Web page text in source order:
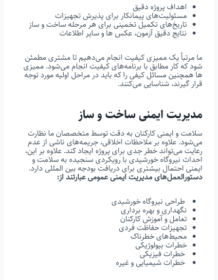
اهداف پروژه دقیق
مسئولیت‌های پیمانکار برای پذیرش تجهیزات
تاریخ‌های تکمیل تخمینی برای هر مرحله ساخت و ساز
نتایج دقیق آزمون، عکس ها و سایر اطلاعات
ما مرتباً یک ممیزی کیفیت انجام می‌دهیم تا مشتری مطمئن
شود که کار مطابق با برنامه‌های کیفیت انجام می‌شود. ممیزی
ها همچنین مسائل کیفی را که باید در مراحل اولیه مورد توجه
قرار گیرند، شناسایی می‌کنند.
مدیریت ایمنی ساخت و ساز
سلامت و ایمنی کارکنان به دقت توسط متخصصان ما نظارت
می‌شود. علاوه بر ملاحظات اخلاقی، جریمه‌های ناشی از عدم
رعایت می‌تواند خطر جدی برای پروژه ایجاد کند. علاوه بر این،
احداث نیروگاه خورشیدی با رویکردی سنجیده به سلامت و
ایمنی احتمال بیشتری برای دریافت بودجه بین المللی دارد.
دستورالعمل‌های مدیریت ایمنی عمومی عبارتند از:
طراحی نیروگاه خورشیدی
نگهداری و بهره برداری
تعامل و آموزش کارکنان
تجهیزات حفاظت فردی
محیط‌های خطرناک
خطرات بیولوژیکی
خطرات فیزیکی
خطرات شیمیایی و غیره